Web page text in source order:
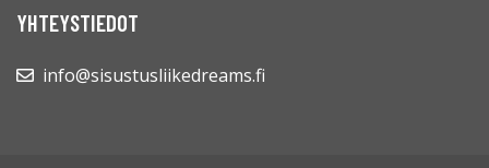
YHTEYSTIEDOT
info@sisustusliikedreams.fi